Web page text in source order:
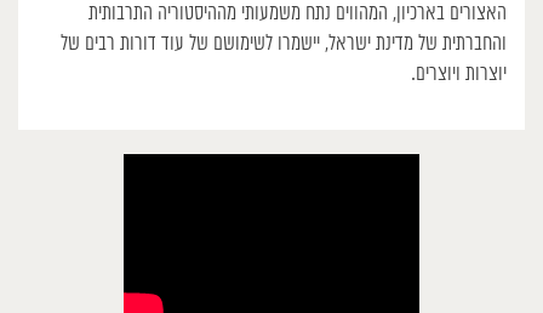
האצורים בארכיון, המהווים נתח משמעותי מההיסטוריה התרבותית
והחברתית של מדינת ישראל, יישמרו לשימושם של עוד דורות רבים של
יוצרות ויוצרים.